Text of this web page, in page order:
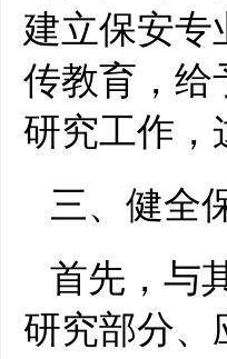
建立保安专
传教育，给
研究工作，
三、健全
首先，与
研究部分、